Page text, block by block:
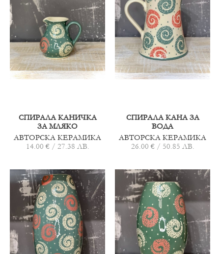
СПИРАЛА КАНИЧКА
ЗА МЛЯКО
АВТОРСКА КЕРАМИКА
14.00 € / 27.38 ЛВ.
СПИРАЛА КАНА ЗА
ВОДА
АВТОРСКА КЕРАМИКА
26.00 € / 50.85 ЛВ.